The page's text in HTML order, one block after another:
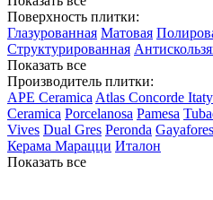
Поверхность плитки:
Глазурованная Матовая
Структурированная
Показать все
Производитель плитки:
APE Ceramica Atlas Concorde Itaty
Ceramica Porcelanosa Pamesa
Vives Dual Gres Peronda Gayafores
Керама Марацци Италон
Показать все